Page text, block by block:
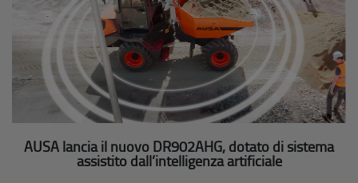
AUSA lancia il nuovo DR902AHG, dotato di sistema
assistito dall’intelligenza artificiale